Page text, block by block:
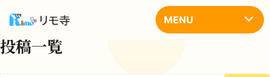
ツ
MENU
投稿一覧